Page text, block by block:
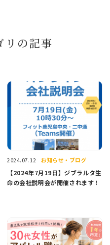
リの記事
2024.07.12 お知らせ・ブログ
【2024年7月19日】ジブラルタ生
命の会社説明会が開催されます！